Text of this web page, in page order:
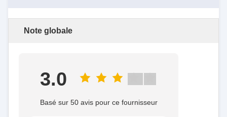
Note globale
3.0
Basé sur 50 avis pour ce fournisseur